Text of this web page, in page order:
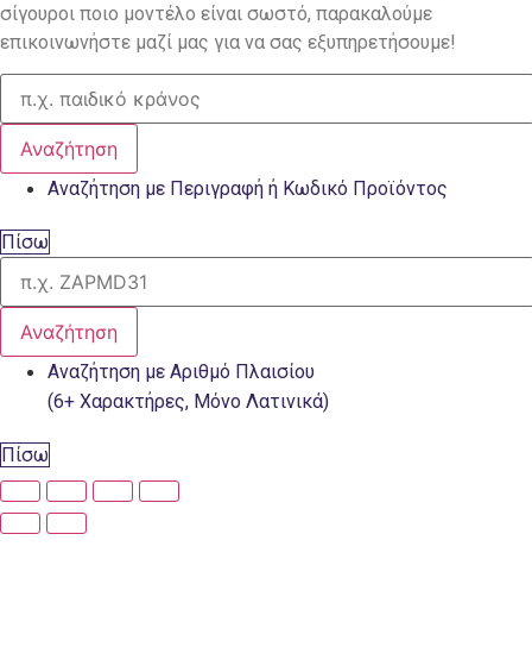
σίγουροι ποιο μοντέλο είναι σωστό, παρακαλούμε
επικοινωνήστε μαζί μας για να σας εξυπηρετήσουμε!
Αναζήτηση
Αναζήτηση με Περιγραφή ή Κωδικό Προϊόντος
Πίσω
Αναζήτηση
Αναζήτηση με Αριθμό Πλαισίου
(6+ Χαρακτήρες, Μόνο Λατινικά)
Πίσω